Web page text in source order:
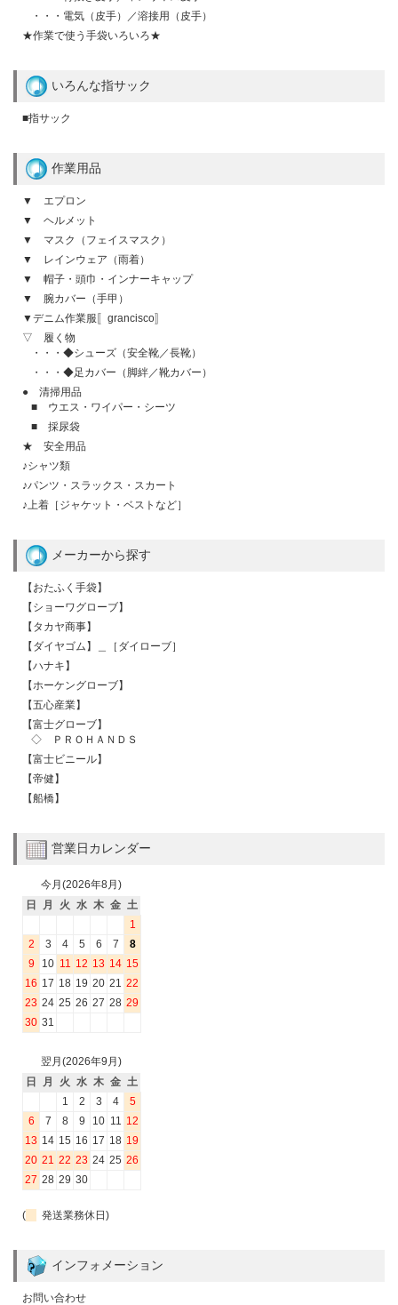
・・・電気（皮手）／溶接用（皮手）
★作業で使う手袋いろいろ★
いろんな指サック
■指サック
作業用品
▼ エプロン
▼ ヘルメット
▼ マスク（フェイスマスク）
▼ レインウェア（雨着）
▼ 帽子・頭巾・インナーキャップ
▼ 腕カバー（手甲）
▼デニム作業服〚grancisco〛
▽ 履く物
・・・◆シューズ（安全靴／長靴）
・・・◆足カバー（脚絆／靴カバー）
● 清掃用品
■ ウエス・ワイパー・シーツ
■ 採尿袋
★ 安全用品
♪シャツ類
♪パンツ・スラックス・スカート
♪上着［ジャケット・ベストなど］
メーカーから探す
【おたふく手袋】
【ショーワグローブ】
【タカヤ商事】
【ダイヤゴム】＿［ダイローブ］
【ハナキ】
【ホーケングローブ】
【五心産業】
【富士グローブ】
◇ ＰＲＯＨＡＮＤＳ
【富士ビニール】
【帝健】
【船橋】
営業日カレンダー
今月(2026年8月)
日
月 火 水 木 金 土
1
2
3 4 5 6 7
8
9
10 11 12 13 14 15
16 17 18 19 20 21 22
23 24 25 26 27 28 29
30 31
翌月(2026年9月)
日
月 火 水 木 金 土
1
2 3 4
5
6
7 8 9 10 11 12
13 14 15 16 17 18 19
20 21 22 23 24 25 26
27 28 29 30
( 発送業務休日)
インフォメーション
お問い合わせ